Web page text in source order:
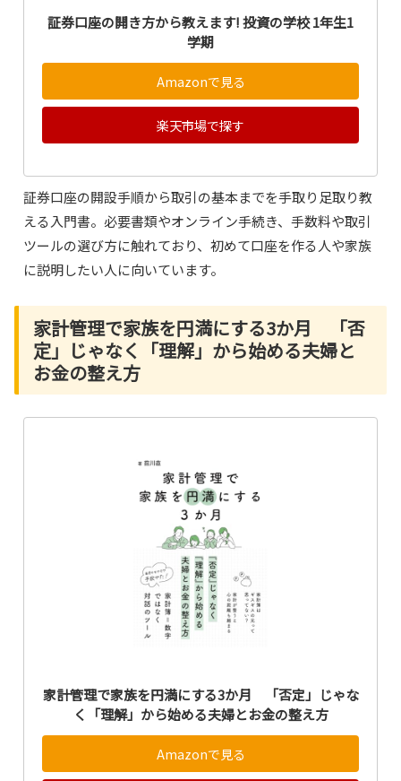
証券口座の開き方から教えます! 投資の学校 1年生1
学期
Amazonで見る
楽天市場で探す
証券口座の開設手順から取引の基本までを手取り足取り教
える入門書。必要書類やオンライン手続き、手数料や取引
ツールの選び方に触れており、初めて口座を作る人や家族
に説明したい人に向いています。
家計管理で家族を円満にする3か月 「否
定」じゃなく「理解」から始める夫婦と
お金の整え方
家計管理で家族を円満にする3か月 「否定」じゃな
く「理解」から始める夫婦とお金の整え方
Amazonで見る